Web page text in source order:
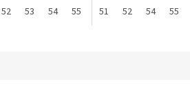
52 53 54 55 56 57 58 59
51
52 54 55